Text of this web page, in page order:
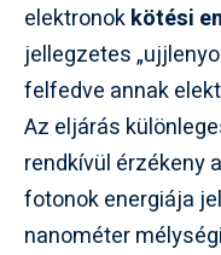
elektronokkötési
jellegzetes
felfedve annak
Az eljárás
rendkívül érzékeny
fotonok energiája
nanométer